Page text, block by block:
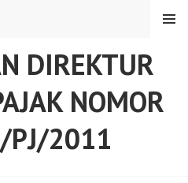
DIREKTUR
NOMOR
PJ/2011
MENU